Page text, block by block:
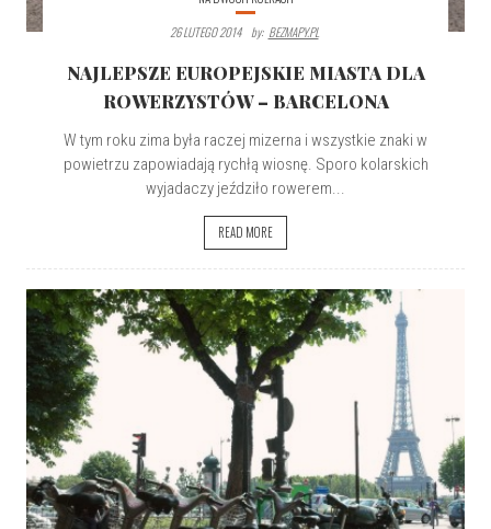
26 LUTEGO 2014 By: BEZMAPY.PL
NAJLEPSZE EUROPEJSKIE MIASTA DLA
ROWERZYSTÓW – BARCELONA
W tym roku zima była raczej mizerna i wszystkie znaki w
powietrzu zapowiadają rychłą wiosnę. Sporo kolarskich
wyjadaczy jeździło rowerem...
READ MORE